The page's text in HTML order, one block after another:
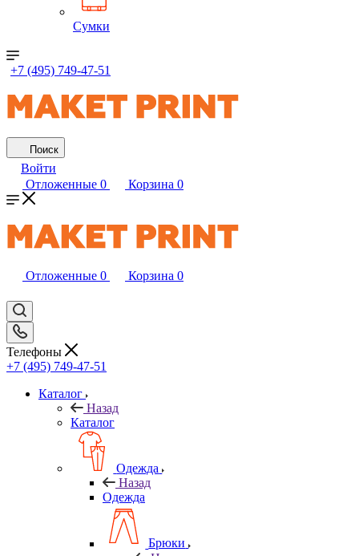
Сумки
+7 (495) 749-47-51
Поиск
Войти
Отложенные 0 Корзина 0
Отложенные 0 Корзина 0
Телефоны
+7 (495) 749-47-51
Каталог
Назад
Каталог
Одежда
Назад
Одежда
Брюки